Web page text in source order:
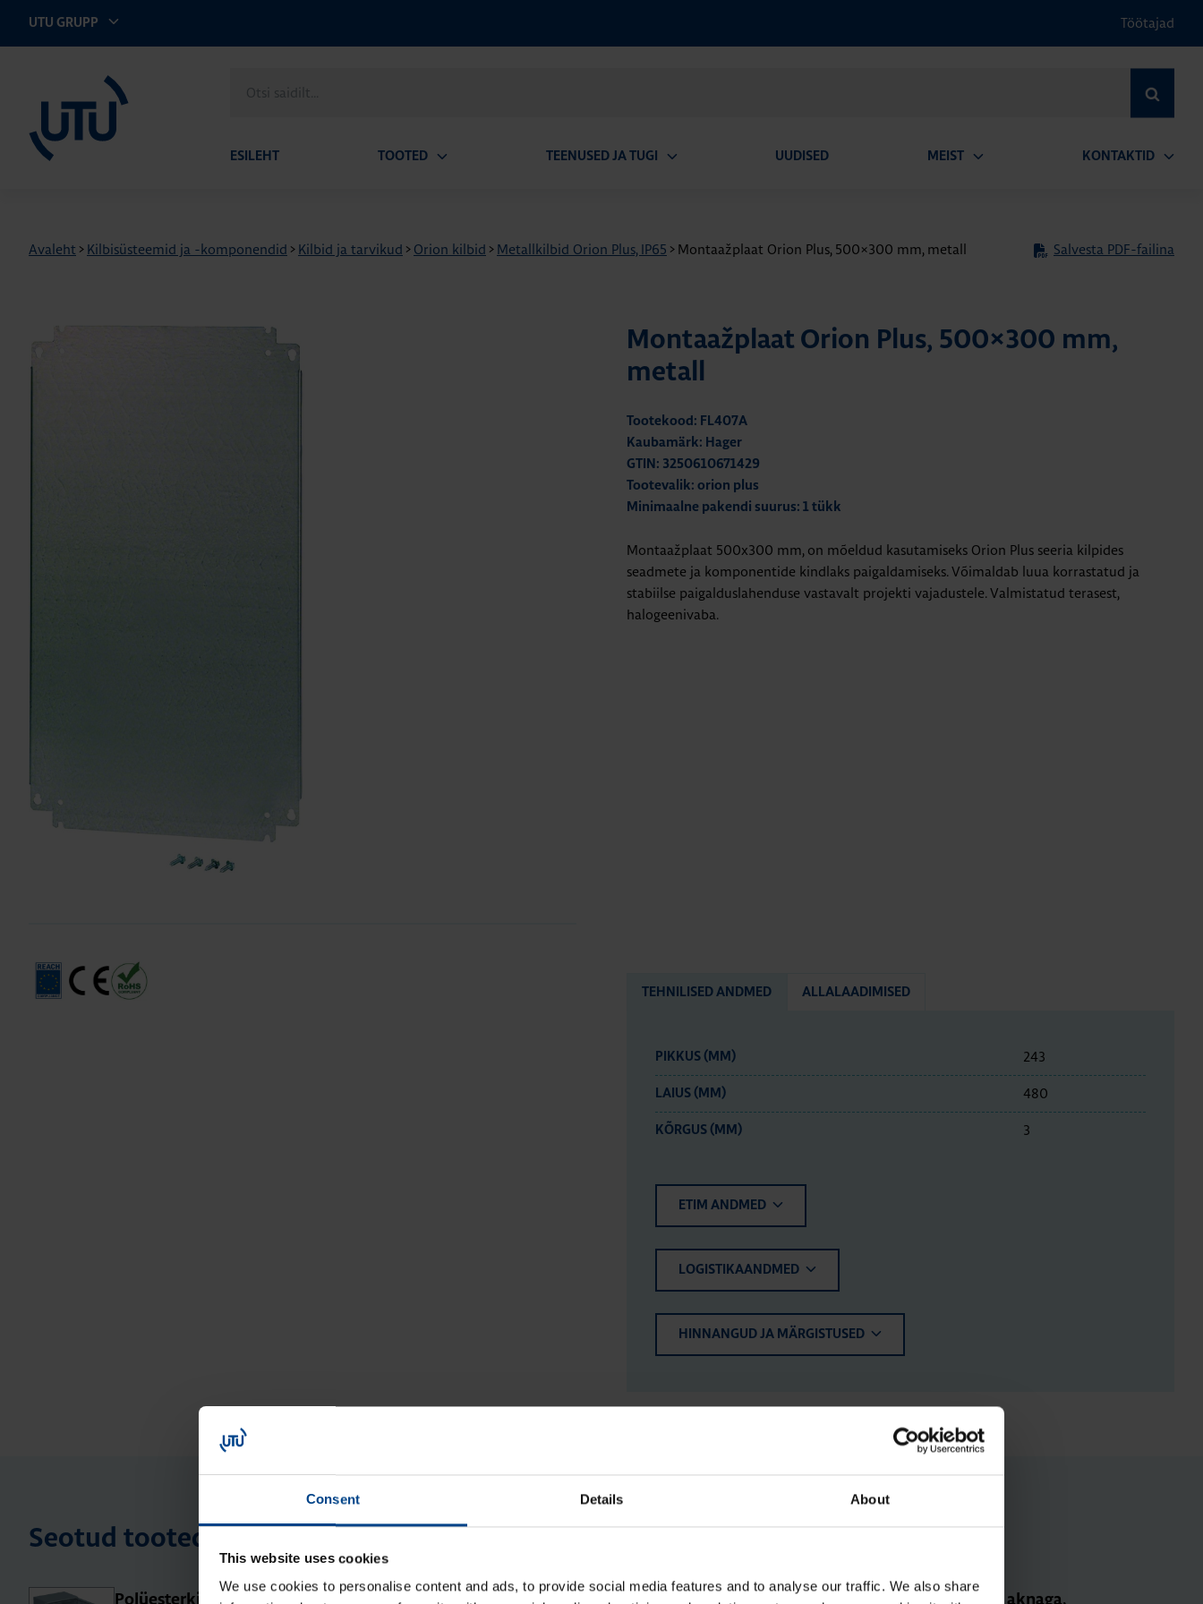
Consent Details About
This website uses cookies
We use cookies to personalise content and ads, to provide social media features and to analyse our traffic. We also share
UTU GRUPP Töötajad
saidilt
ESILEHT TOOTED TEENUSED JA TUGI UUDISED MEIST KONTAKTID
Avaleht > Kilbisüsteemid ja -komponendid > Kilbid ja tarvikud > Orion kilbid > Metallkilbid Orion Plus, IP65 > Montaažplaat Orion Plus, 500×300 mm, metall Salvesta PDF-failina
Montaažplaat Orion Plus, 500×300 mm,
metall
Tootekood: FL407A
Kaubamärk: Hager
GTIN: 3250610671429
Tootevalik: orion plus
Minimaalne pakendi suurus: 1 tükk
Montaažplaat 500x300 mm, on mõeldud kasutamiseks Orion Plus seeria kilpides
seadmete ja komponentide kindlaks paigaldamiseks. Võimaldab luua korrastatud ja
stabiilse paigalduslahenduse vastavalt projekti vajadustele. Valmistatud terasest,
halogeenivaba.
TEHNILISED ANDMED ALLALAADIMISED
PIKKUS (MM) 243
LAIUS (MM) 480
KÕRGUS (MM) 3
ETIM ANDMED
LOGISTIKAANDMED
HINNANGUD JA MÄRGISTUSED
Seotud tooted
Polües­ter­kilp Orion Plus, aknaga,
Jao­tus­kilp Orion Plus, aknaga,
Jao­tus­kilp Orion Plus, aknaga,